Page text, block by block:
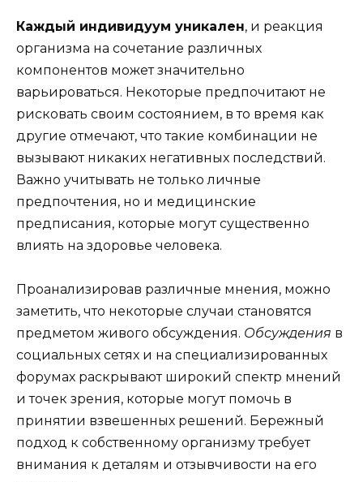
Каждый индивидуум уникален, и реакция
организма на сочетание различных
компонентов может значительно
варьироваться. Некоторые предпочитают не
рисковать своим состоянием, в то время как
другие отмечают, что такие комбинации не
вызывают никаких негативных последствий.
Важно учитывать не только личные
предпочтения, но и медицинские
предписания, которые могут существенно
влиять на здоровье человека.
Проанализировав различные мнения, можно
заметить, что некоторые случаи становятся
предметом живого обсуждения. Обсуждения в
социальных сетях и на специализированных
форумах раскрывают широкий спектр мнений
и точек зрения, которые могут помочь в
принятии взвешенных решений. Бережный
подход к собственному организму требует
внимания к деталям и отзывчивости на его